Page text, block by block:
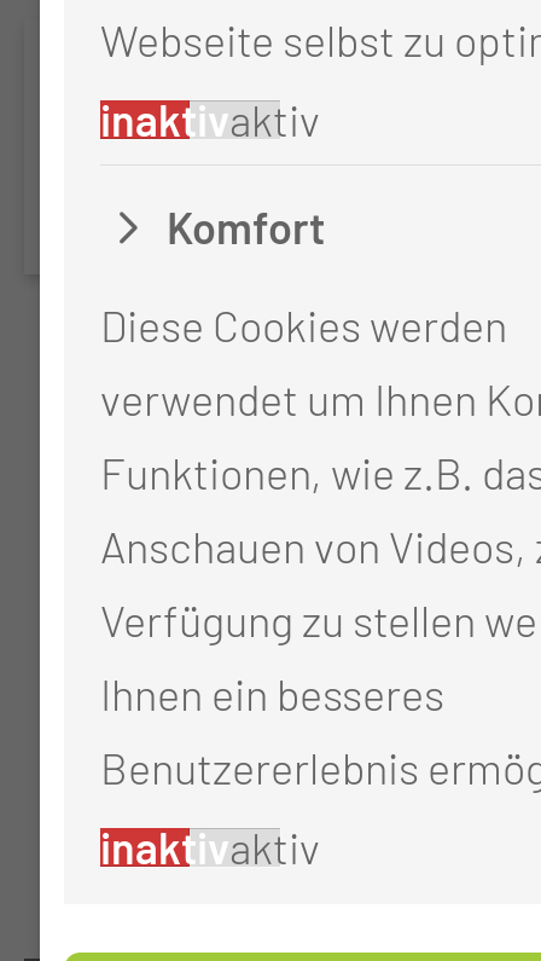
Hals-Nasen-
Ohrenheilkunde
Webseite selbst zu
inaktivaktiv
Komfort
Diese Cookies werden
verwendet um Ihnen
Funktionen, wie z.B.
Anschauen von Videos,
Verfügung zu stellen
Ihnen ein besseres
Benutzererlebnis
inaktivaktiv